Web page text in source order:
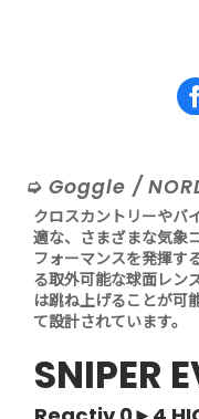
Goggle /
クロスカントリーやバ
適な、さまざまな気象
フォーマンスを発揮す
る取外可能な球面レン
は跳ね上げることが可
て設計されています。
SNIPER